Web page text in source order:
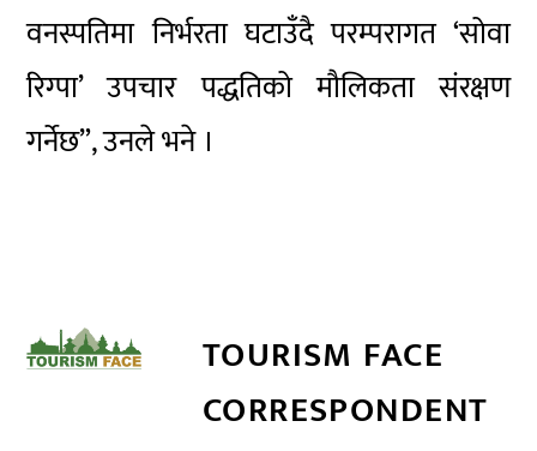
वनस्पतिमा निर्भरता घटाउँदै परम्परागत ‘सोवा
रिग्पा’ उपचार पद्धतिको मौलिकता संरक्षण
गर्नेछ”, उनले भने ।
TOURISM FACE
CORRESPONDENT